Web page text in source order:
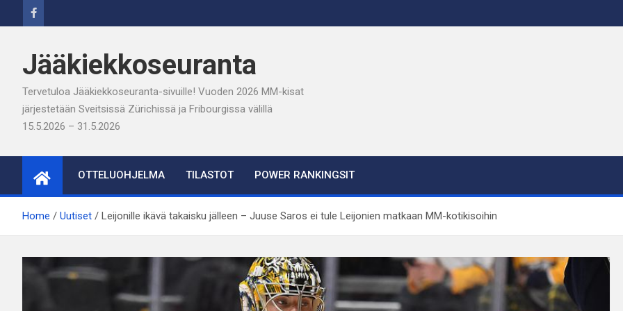
to
Jääkiekkoseuranta
Tervetuloa Jääkiekkoseuranta-sivuille! Vuoden 2026 MM-kisat
järjestetään Sveitsissä Zürichissä ja Fribourgissa välillä
15.5.2026 – 31.5.2026
OTTELUOHJELMA TILASTOT POWER RANKINGSIT
Home Uutiset Leijonille ikävä takaisku jälleen – Juuse Saros ei tule Leijonien matkaan MM-kotikisoihin